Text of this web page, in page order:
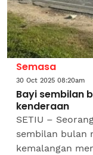
Semasa
30 Oct 2025 08:20am
Bayi sembilan
kenderaan
SETIU –
sembilan bulan
kemalangan